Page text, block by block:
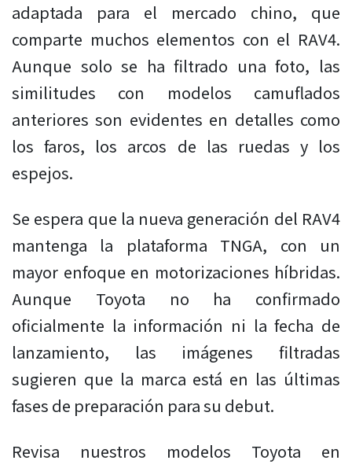
adaptada para el mercado chino, que
comparte muchos elementos con el RAV4.
Aunque solo se ha filtrado una foto, las
similitudes con modelos camuflados
anteriores son evidentes en detalles como
los faros, los arcos de las ruedas y los
espejos.
Se espera que la nueva generación del RAV4
mantenga la plataforma TNGA, con un
mayor enfoque en motorizaciones híbridas.
Aunque Toyota no ha confirmado
oficialmente la información ni la fecha de
lanzamiento, las imágenes filtradas
sugieren que la marca está en las últimas
fases de preparación para su debut.
Revisa nuestros modelos Toyota en